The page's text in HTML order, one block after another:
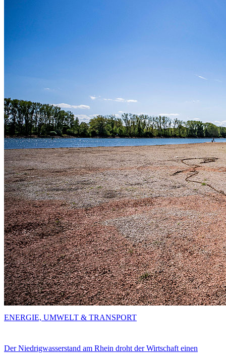
Der Niedrigwasserstand am Rhein droht der Wirtschaft einen
ENERGIE, UMWELT & TRANSPORT